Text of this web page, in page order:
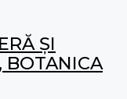
ȘI
BOTANICA